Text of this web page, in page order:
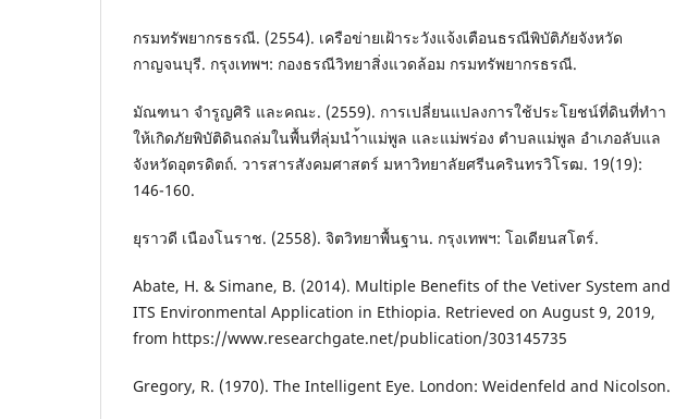
กรมทรัพยากรธรณี. (2554). เครือข่ายเฝ้าระวังแจ้งเตือนธรณีพิบัติภัยจังหวัด
กาญจนบุรี. กรุงเทพฯ: กองธรณีวิทยาสิ่งแวดล้อม กรมทรัพยากรธรณี.
มัณฑนา จํารูญศิริ และคณะ. (2559). การเปลี่ยนแปลงการใช้ประโยชน์ที่ดินที่ทําา
ให้เกิดภัยพิบัติดินถล่มในพื้นที่ลุ่มนํา้าแม่พูล และแม่พร่อง ตําบลแม่พูล อําเภอลับแล
จังหวัดอุตรดิตถ์. วารสารสังคมศาสตร์ มหาวิทยาลัยศรีนครินทรวิโรฒ. 19(19):
146-160.
ยุราวดี เนืองโนราช. (2558). จิตวิทยาพื้นฐาน. กรุงเทพฯ: โอเดียนสโตร์.
Abate, H. & Simane, B. (2014). Multiple Benefits of the Vetiver System and
ITS Environmental Application in Ethiopia. Retrieved on August 9, 2019,
from https://www.researchgate.net/publication/303145735
Gregory, R. (1970). The Intelligent Eye. London: Weidenfeld and Nicolson.